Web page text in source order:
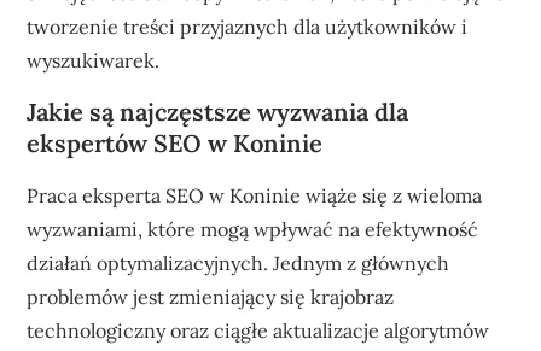
tworzenie treści przyjaznych dla użytkowników i
wyszukiwarek.
Jakie są najczęstsze wyzwania dla
ekspertów SEO w Koninie
Praca eksperta SEO w Koninie wiąże się z wieloma
wyzwaniami, które mogą wpływać na efektywność
działań optymalizacyjnych. Jednym z głównych
problemów jest zmieniający się krajobraz
technologiczny oraz ciągłe aktualizacje algorytmów